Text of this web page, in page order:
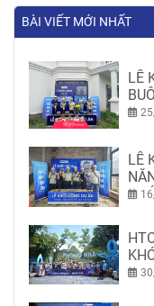
BÀI VIẾT MỚI NHẤT
LỄ
LỄ